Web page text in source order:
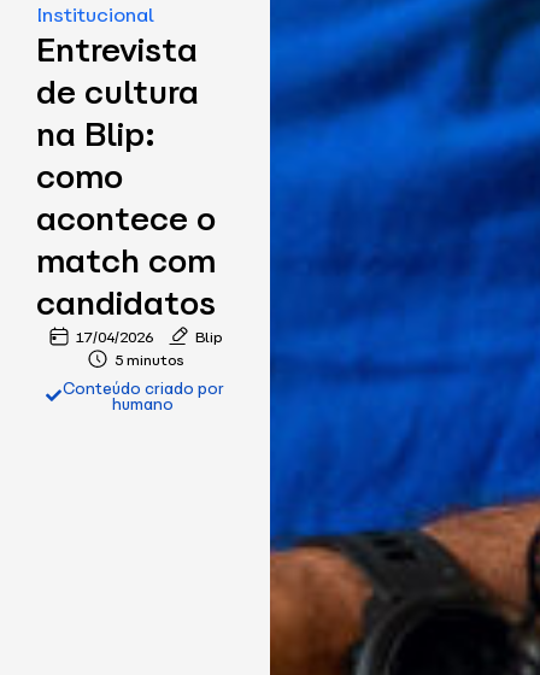
Institucional
Entrevista
de cultura
na Blip:
como
acontece o
match com
candidatos
17/04/2026
Blip
5 minutos
Conteúdo criado por
humano